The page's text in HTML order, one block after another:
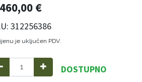
€
312256386
je uključen PDV.
DOSTUPNO